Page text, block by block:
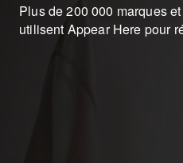
Plus de 200 000 marques
utilisent Appear Here pour